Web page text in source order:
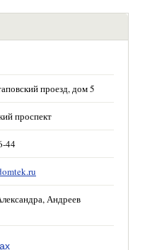
проезд, дом 5
проспект
44
Андреев